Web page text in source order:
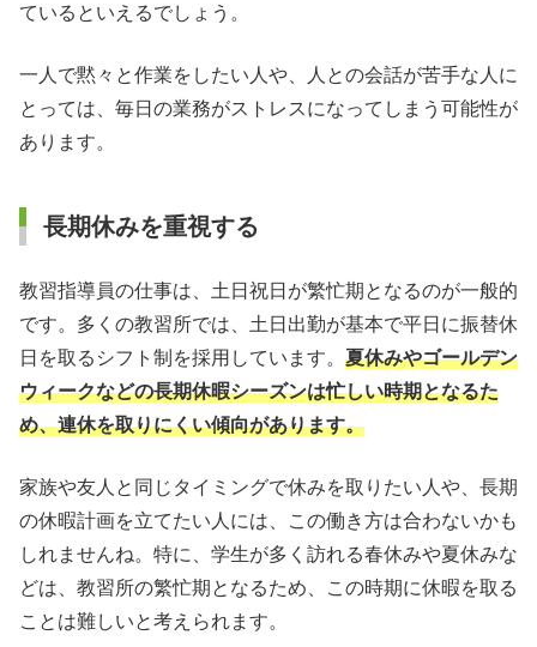
ているといえるでしょう。
一人で黙々と作業をしたい人や、人との会話が苦手な人に
とっては、毎日の業務がストレスになってしまう可能性が
あります。
長期休みを重視する
教習指導員の仕事は、土日祝日が繁忙期となるのが一般的
です。多くの教習所では、土日出勤が基本で平日に振替休
日を取るシフト制を採用しています。 夏休みやゴールデン
ウィークなどの長期休暇シーズンは忙しい時期となるた
め、連休を取りにくい傾向があります。
家族や友人と同じタイミングで休みを取りたい人や、長期
の休暇計画を立てたい人には、この働き方は合わないかも
しれませんね。特に、学生が多く訪れる春休みや夏休みな
どは、教習所の繁忙期となるため、この時期に休暇を取る
ことは難しいと考えられます。